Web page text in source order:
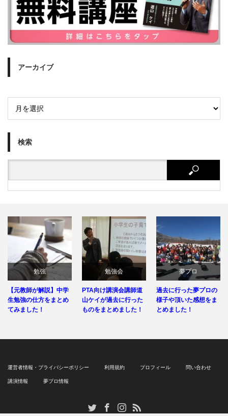
アーカイブ
検索
勉強
【元教師が解説】中学
生勉強の仕方をまとめ
てみました！
勉強会
PTA向け講演会講師道
山ケイが過去に行った
ものをまとめました！
夢プロ
過去に行った夢プロの
様子や頂いた感想をま
とめました！
運営者情報・プライバシーポリシー 利用規約 プロフィール 問い合わせ
講演情報 夢プロ情報
TwitterFacebookInstagram
RSS